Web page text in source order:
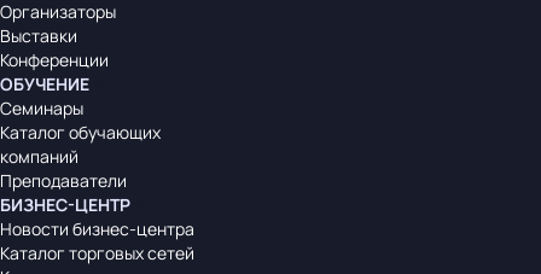
Организаторы
Выставки
Конференции
ОБУЧЕНИЕ
Семинары
Каталог обучающих
компаний
Преподаватели
БИЗНЕС-ЦЕНТР
Новости бизнес-центра
Каталог торговых сетей